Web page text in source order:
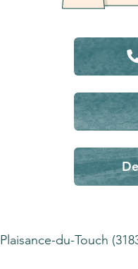
Plaisance-du-Touch